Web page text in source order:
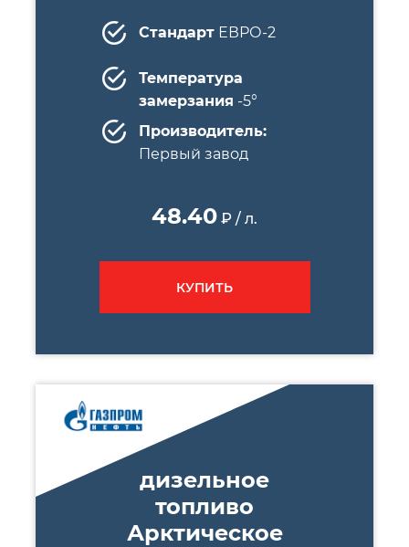
СтандартЕВРО-2
Температура
замерзания -5°
Производитель:
Первый завод
48.40 ₽ / л.
КУПИТЬ
дизельное
топливо
Арктическое